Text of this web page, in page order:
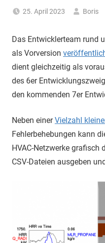
25. April 2023 Boris
Das Entwicklerteam rund
als Vorversion
dient gleichzeitig als
des 6er
den kommenden 7er
Neben einerVielzahl
Fehlerbehebungen kann
HVAC-Netzwerke grafisch
CSV-Dateien ausgeben